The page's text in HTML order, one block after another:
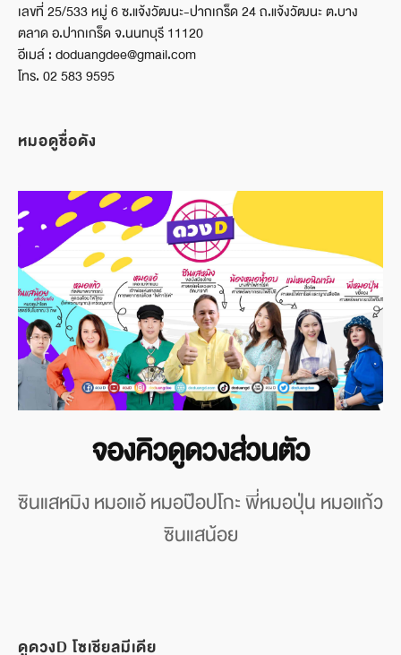
เลขที่ 25/533 หมู่ 6 ซ.แจ้งวัฒนะ-ปากเกร็ด 24 ถ.แจ้งวัฒนะ ต.บาง
ตลาด อ.ปากเกร็ด จ.นนทบุรี 11120
อีเมล์ : doduangdee@gmail.com
โทร. 02 583 9595
หมอดูชื่อดัง
จองคิวดูดวงส่วนตัว
ซินแสหมิง หมอแอ้ หมอป๊อปโกะ พี่หมอปุ่น หมอแก้ว
ซินแสน้อย
ดูดวงD โซเชียลมีเดีย